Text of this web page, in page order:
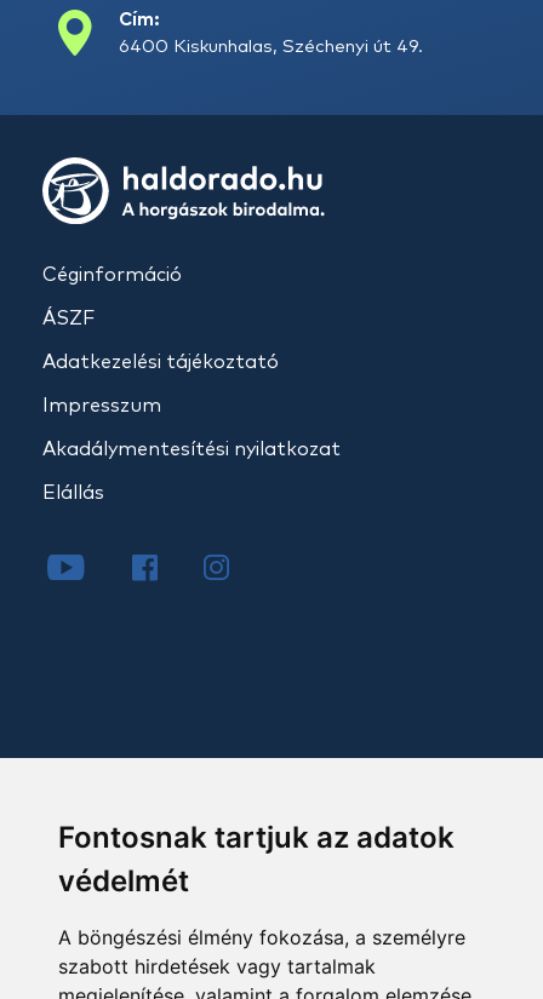
Fontosnak tartjuk az adatok
védelmét
A böngészési élmény fokozása, a személyre
szabott hirdetések vagy tartalmak
Cím:
6400 Kiskunhalas, Széchenyi út 49.
Céginformáció
ÁSZF
Adatkezelési tájékoztató
Impresszum
Akadálymentesítési nyilatkozat
Elállás